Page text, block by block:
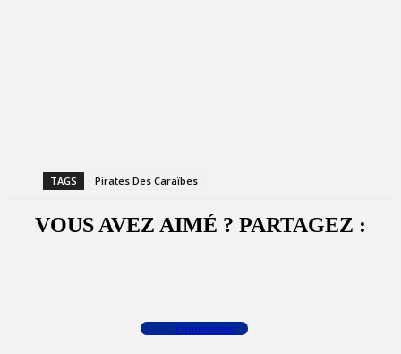
TAGS Pirates Des Caraïbes
VOUS AVEZ AIMÉ ? PARTAGEZ :
Commenter